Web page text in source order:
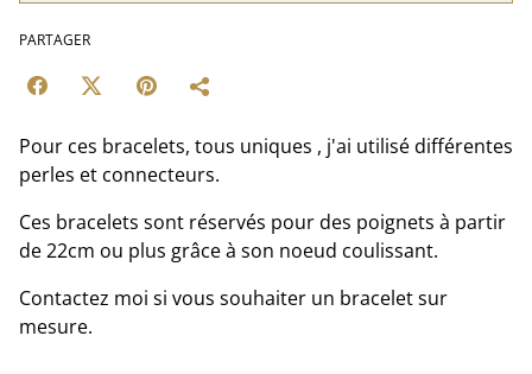
PARTAGER
Pour ces bracelets, tous uniques , j'ai utilisé différentes
perles et connecteurs.
Ces bracelets sont réservés pour des poignets à partir
de 22cm ou plus grâce à son noeud coulissant.
Contactez moi si vous souhaiter un bracelet sur
mesure.